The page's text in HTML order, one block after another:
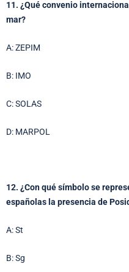
11. ¿Qué convenio
mar?
A: ZEPIM
B: IMO
C: SOLAS
D: MARPOL
12. ¿Con qué símbolo se
españolas la presencia de
A: St
B: Sg